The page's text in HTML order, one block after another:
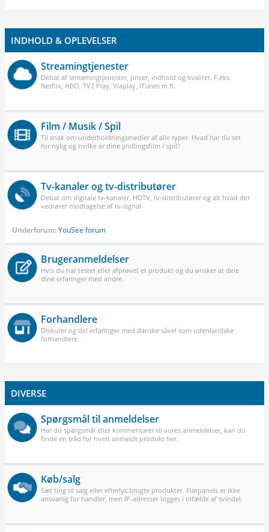
INDHOLD & OPLEVELSER
Streamingtjenester
Debat af streamingtjenester, priser, indhold og kvalitet. F.eks.
Netflix, HBO, TV2 Play, Viaplay, iTunes m.fl.
Film / Musik / Spil
Til snak om underholdningsmedier af alle typer. Hvad har du set
for nylig og hvilke er dine yndlingsfilm / spil?
Tv-kanaler og tv-distributører
Debat om digitale tv-kanaler, HDTV, tv-distributører og alt hvad der
vedrører modtagelse af tv-signal
Underforum:YouSee forum
Brugeranmeldelser
Hvis du har testet eller afprøvet et produkt og du ønsker at dele
dine erfaringer med andre.
Forhandlere
Diskuter og del erfaringer med danske såvel som udenlandske
forhandlere.
DIVERSE
Spørgsmål til anmeldelser
Har du spørgsmål eller kommentarer til vores anmeldelser, kan du
finde en tråd for hvert anmeldt produkt her.
Køb/salg
Sæt ting til salg eller efterlys brugte produkter. Flatpanels er ikke
ansvarlig for handler, men IP-adresser logges i tilfælde af svindel.